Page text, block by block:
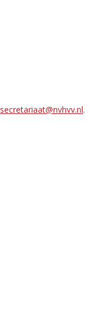
secretariaat@nvhvv.nl.